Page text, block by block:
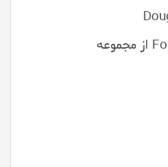
For Dummies از مجموعه